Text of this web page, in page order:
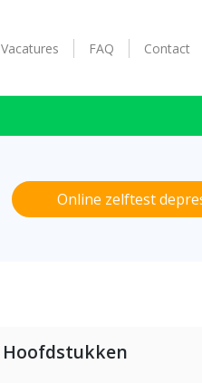
Vacatures FAQ Contact
Online zelftest
Hoofdstukken